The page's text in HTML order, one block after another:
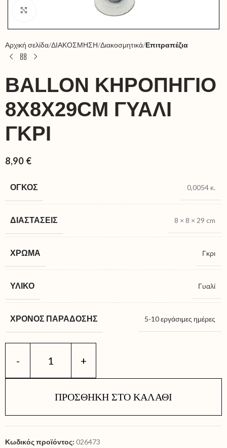
Αρχική σελίδα ΔΙΑΚΟΣΜΗΣΗ Διακοσμητικά Επιτραπέζια
BALLON ΚΗΡΟΠΗΓΙΟ
8X8X29CM ΓΥΑΛΙ
ΓΚΡΙ
8,90 €
ΌΓΚΟΣ 0,0054 κ.
ΔΙΑΣΤΆΣΕΙΣ 8 × 8 × 29 cm
ΧΡΏΜΑ Γκρι
ΥΛΙΚΌ Γυαλί
ΧΡΌΝΟΣ ΠΑΡΆΔΟΣΗΣ 5-10 εργάσιμες ημέρες
ΠΡΟΣΘΉΚΗ ΣΤΟ ΚΑΛΆΘΙ
Κωδικός προϊόντος: 026473